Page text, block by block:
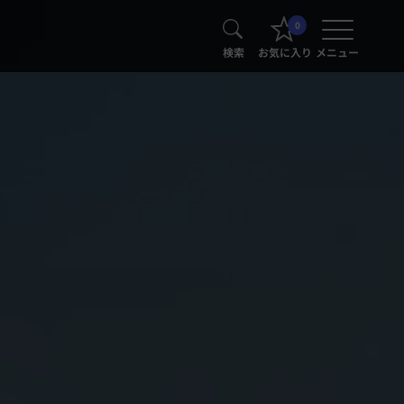
検索
0
お気に入り メニュー